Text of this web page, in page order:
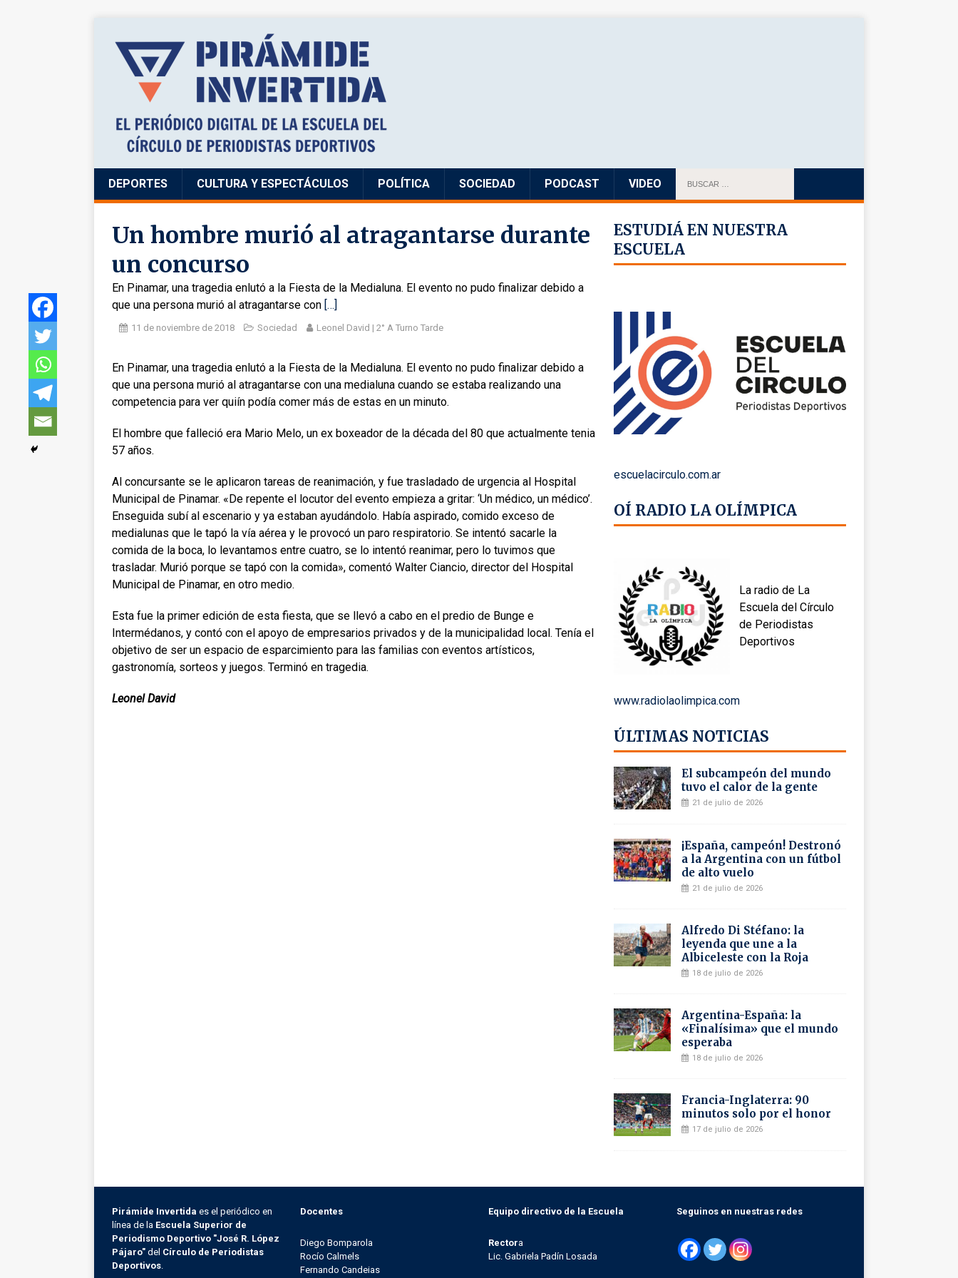
DEPORTES CULTURA Y ESPECTÁCULOS POLÍTICA SOCIEDAD PODCAST VIDEO
Un hombre murió al atragantarse durante
un concurso
En Pinamar, una tragedia enlutó a la Fiesta de la Medialuna. El evento no pudo finalizar debido a
que una persona murió al atragantarse con […]
11 de noviembre de 2018 Sociedad Leonel David | 2° A Turno Tarde
En Pinamar, una tragedia enlutó a la Fiesta de la Medialuna. El evento no pudo finalizar debido a
que una persona murió al atragantarse con una medialuna cuando se estaba realizando una
competencia para ver quiín podía comer más de estas en un minuto.
El hombre que falleció era Mario Melo, un ex boxeador de la década del 80 que actualmente tenia
57 años.
Al concursante se le aplicaron tareas de reanimación, y fue trasladado de urgencia al Hospital
Municipal de Pinamar. «De repente el locutor del evento empieza a gritar: ‘Un médico, un médico’.
Enseguida subí al escenario y ya estaban ayudándolo. Había aspirado, comido exceso de
medialunas que le tapó la vía aérea y le provocó un paro respiratorio. Se intentó sacarle la
comida de la boca, lo levantamos entre cuatro, se lo intentó reanimar, pero lo tuvimos que
trasladar. Murió porque se tapó con la comida», comentó Walter Ciancio, director del Hospital
Municipal de Pinamar, en otro medio.
Esta fue la primer edición de esta fiesta, que se llevó a cabo en el predio de Bunge e
Intermédanos, y contó con el apoyo de empresarios privados y de la municipalidad local. Tenía el
objetivo de ser un espacio de esparcimiento para las familias con eventos artísticos,
gastronomía, sorteos y juegos. Terminó en tragedia.
Leonel David
ESTUDIÁ EN NUESTRA
ESCUELA
escuelacirculo.com.ar
OÍ RADIO LA OLÍMPICA
La radio de La
Escuela del Círculo
de Periodistas
Deportivos
www.radiolaolimpica.com
ÚLTIMAS NOTICIAS
El subcampeón del mundo
tuvo el calor de la gente
21 de julio de 2026
¡España, campeón! Destronó
a la Argentina con un fútbol
de alto vuelo
21 de julio de 2026
Alfredo Di Stéfano: la
leyenda que une a la
Albiceleste con la Roja
18 de julio de 2026
Argentina-España: la
«Finalísima» que el mundo
esperaba
18 de julio de 2026
Francia-Inglaterra: 90
minutos solo por el honor
17 de julio de 2026
Pirámide Invertida es el periódico en
línea de la Escuela Superior de
Periodismo Deportivo "José R. López
Pájaro" del Círculo de Periodistas
Deportivos
Docentes
Diego Bomparola
Rocío Calmels
Fernando Candeias
Equipo directivo de la Escuela
Rectora
Lic. Gabriela Padín Losada
Seguinos en nuestras redes